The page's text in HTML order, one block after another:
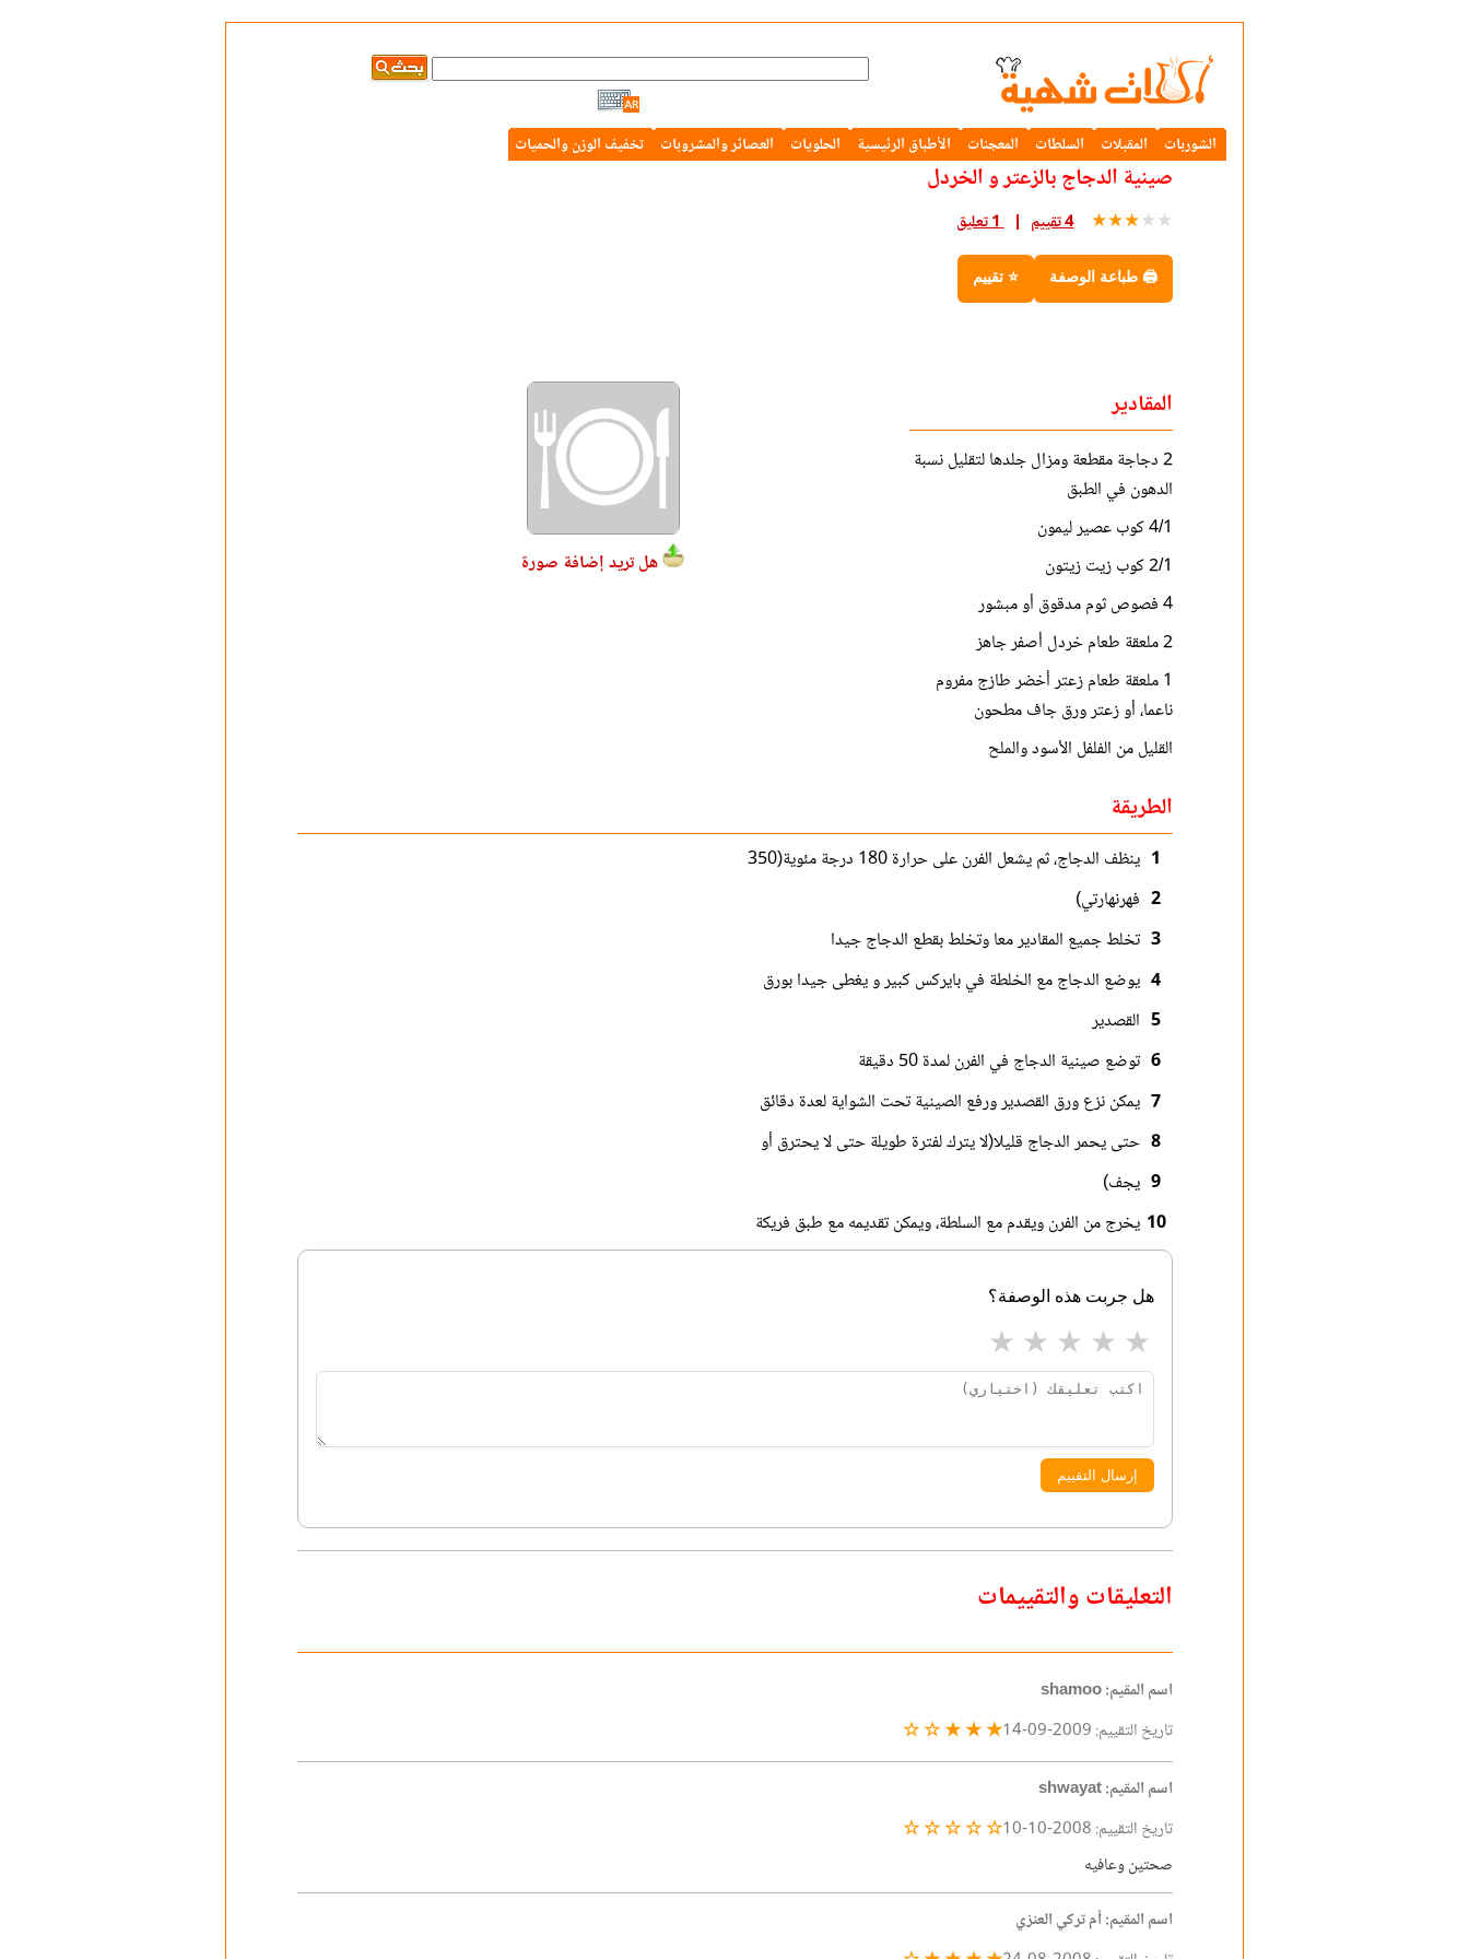
الشوربات المقبلات السلطات المعجنات الأطباق الرئيسية الحلويات العصائر والمشروبات تخفيف الوزن والحميات
صينية الدجاج بالزعتر و الخردل
★★★★ ★ 4 تقييم 1 تعليق
🖨 طباعة الوصفة ⭐ تقييم
المقادير
2 دجاجة مقطعة ومزال جلدها لتقليل نسبة
الدهون في الطبق
4/1 كوب عصير ليمون
2/1 كوب زيت زيتون
4 فصوص ثوم مدقوق أو مبشور
2 ملعقة طعام خردل أصفر جاهز
1 ملعقة طعام زعتر أخضر طازج مفروم
ناعما، أو زعتر ورق جاف مطحون
القليل من الفلفل الأسود والملح
هل تريد إضافة صورة
الطريقة
1 ينظف الدجاج، ثم يشعل الفرن على حرارة 180 درجة مئوية(350
2 فهرنهارتي)
3 تخلط جميع المقادير معا وتخلط بقطع الدجاج جيدا
4 يوضع الدجاج مع الخلطة في بايركس كبير و يغطى جيدا بورق
5 القصدير
6 توضع صينية الدجاج في الفرن لمدة 50 دقيقة
7 يمكن نزع ورق القصدير ورفع الصينية تحت الشواية لعدة دقائق
8 حتى يحمر الدجاج قليلا(لا يترك لفترة طويلة حتى لا يحترق أو
9 يجف)
10 يخرج من الفرن ويقدم مع السلطة، ويمكن تقديمه مع طبق فريكة
هل جربت هذه الوصفة؟
★ ★ ★ ★ ★
إرسال التقييم
التعليقات والتقييمات
اسم المقيم: shamoo
تاريخ التقييم: 2009-09-14
★ ★ ★ ☆ ☆
اسم المقيم: shwayat
تاريخ التقييم: 2008-10-10
☆ ☆ ☆ ☆ ☆
صحتين وعافيه
اسم المقيم: أم تركي العنزي